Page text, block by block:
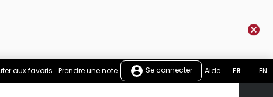
aux favoris Prendre une note Se connecter Aide FR EN